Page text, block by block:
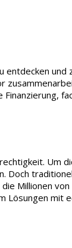
Um
Doch
Millionen
mit